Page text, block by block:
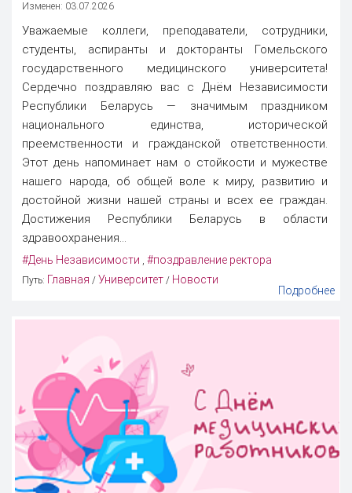
Изменен: 03.07.2026
Уважаемые коллеги, преподаватели, сотрудники,
студенты, аспиранты и докторанты Гомельского
государственного медицинского университета!
Сердечно поздравляю вас с Днём Независимости
Республики Беларусь — значимым праздником
национального единства, исторической
преемственности и гражданской ответственности.
Этот день напоминает нам о стойкости и мужестве
нашего народа, об общей воле к миру, развитию и
достойной жизни нашей страны и всех ее граждан.
Достижения Республики Беларусь в области
здравоохранения...
#День Независимости , #поздравление ректора
Путь: Главная / Университет / Новости
Подробнее